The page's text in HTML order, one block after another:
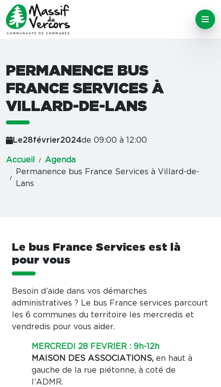
PERMANENCE BUS
FRANCE SERVICES À
VILLARD-DE-LANS
Le28février2024de 09:00 à 12:00
Accueil
Agenda
Permanence bus France Services à Villard-de-
Lans
Le bus France Services est là
pour vous
Besoin d’aide dans vos démarches
administratives ? Le bus France services parcourt
les 6 communes du territoire les mercredis et
vendredis pour vous aider.
MERCREDI 28 FEVRIER : 9h-12h
MAISON DES ASSOCIATIONS, en haut à
gauche de la rue piétonne, à coté de
l’ADMR.